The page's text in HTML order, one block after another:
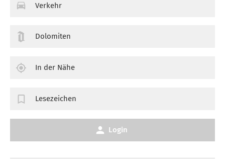
Verkehr
Dolomiten
In der Nähe
Lesezeichen
Login